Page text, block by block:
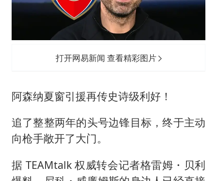
张本智和：零封向鹏不意外
上半年国内居民出游人次34.63亿
浙江最强风雨时段已锁定
习近平心系体育强国建设
打开网易新闻 查看精彩图片
阿森纳夏窗引援再传史诗级利好！
追了整整两年的头号边锋目标，终于主动
向枪手敞开了大门。
据 TEAMtalk 权威转会记者格雷姆・贝利